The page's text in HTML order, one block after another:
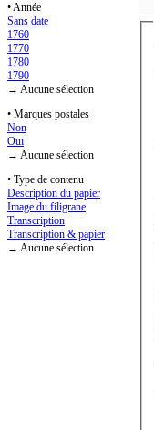
• Année
Sans date
1760
1770
1780
1790
→ Aucune sélection
• Marques postales
Non
Oui
→ Aucune sélection
• Type de contenu
Description du papier
Image du filigrane
Transcription
Transcription & papier
→ Aucune sélection